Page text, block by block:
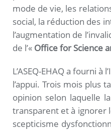
mode de vie, les
social, la réduction des
l’augmentation de
de l’« Office for Science
L’ASEQ-EHAQ a fourni
l’appui. Trois mois plus
opinion selon laquelle
transparent et à ignorer
scepticisme